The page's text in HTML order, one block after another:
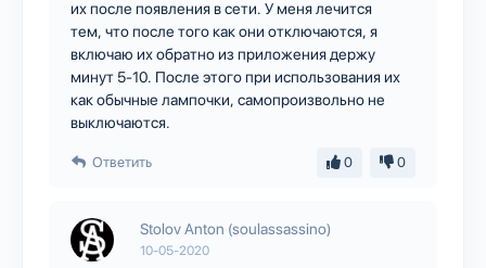
их после появления в сети. У меня лечится
тем, что после того как они отключаются, я
включаю их обратно из приложения держу
минут 5-10. После этого при использования их
как обычные лампочки, самопроизвольно не
выключаются.
Ответить 0 0
Stolov Anton (soulassassino)
10-05-2020